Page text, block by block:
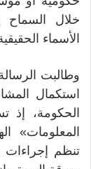
خلال السماح
الأسماء
وطالبت
استكمال
الحكومة، إذ
المعلومات»
تنظم إجراءات